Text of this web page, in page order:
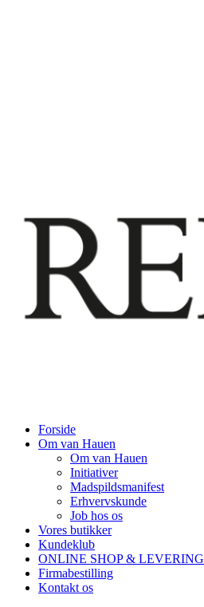
Forside
Om van Hauen
Om van Hauen
Initiativer
Madspildsmanifest
Erhvervskunde
Job hos os
Vores butikker
Kundeklub
ONLINE SHOP & LEVERING
Firmabestilling
Kontakt os